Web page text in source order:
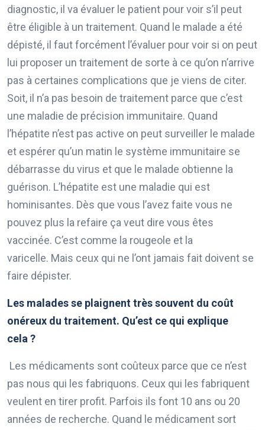
diagnostic, il va évaluer le patient pour voir s’il peut
être éligible à un traitement. Quand le malade a été
dépisté, il faut forcément l’évaluer pour voir si on peut
lui proposer un traitement de sorte à ce qu’on n’arrive
pas à certaines complications que je viens de citer.
Soit, il n’a pas besoin de traitement parce que c’est
une maladie de précision immunitaire. Quand
l’hépatite n’est pas active on peut surveiller le malade
et espérer qu’un matin le système immunitaire se
débarrasse du virus et que le malade obtienne la
guérison. L’hépatite est une maladie qui est
hominisantes. Dès que vous l’avez faite vous ne
pouvez plus la refaire ça veut dire vous êtes
vaccinée. C’est comme la rougeole et la
varicelle. Mais ceux qui ne l’ont jamais fait doivent se
faire dépister.
Les malades se plaignent très souvent du coût
onéreux du traitement. Qu’est ce qui explique
cela ?
Les médicaments sont coûteux parce que ce n’est
pas nous qui les fabriquons. Ceux qui les fabriquent
veulent en tirer profit. Parfois ils font 10 ans ou 20
années de recherche. Quand le médicament sort